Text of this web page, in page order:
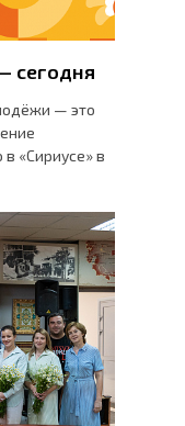
сегодня
— это
«Сириусе» в